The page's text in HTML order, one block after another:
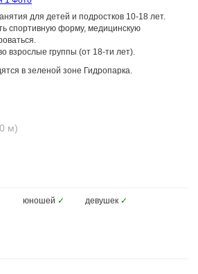
для детей и подростков 10-18 лет.
спортивную форму, медицинскую
взрослые группы (от 18-ти лет).
в зеленой зоне Гидропарка.
м)
юношей ✓ девушек ✓